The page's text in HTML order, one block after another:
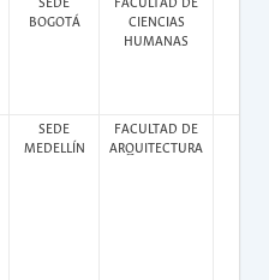
SEDE
BOGOTÁ
FACULTAD DE
CIENCIAS
HUMANAS
SEDE
MEDELLÍN
FACULTAD DE
ARQUITECTURA